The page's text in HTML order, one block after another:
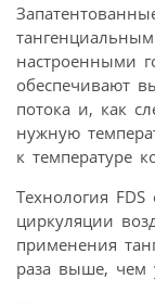
настроенными
обеспечивают
потока и, как
нужную
к температуре
Технология
циркуляции
применения
раза выше, чем